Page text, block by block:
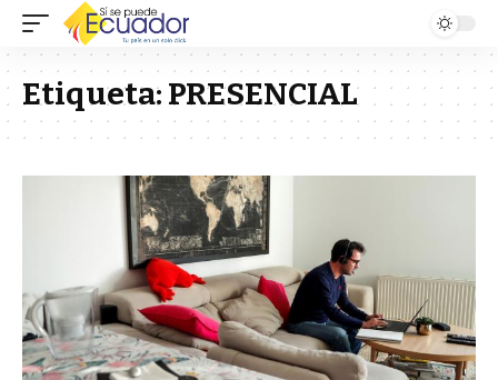
Etiqueta: PRESENCIAL